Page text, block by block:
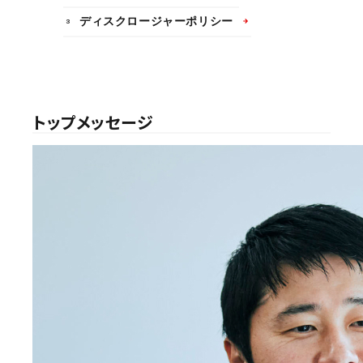
3 ディスクロージャーポリシー
トップメッセージ
所グロース市場に上場いた
します。ここに謹んでご報告
申し上げるとともに、これま
での皆さまのご支援とご高
配に心より感謝申し上げま